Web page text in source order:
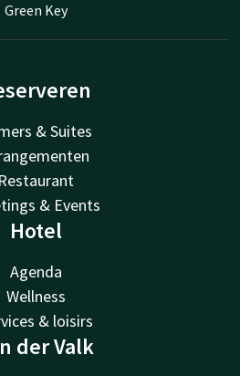
Green Key
& Suites
Restaurant
& Events
Hotel
Agenda
Wellness
& loisirs
der Valk